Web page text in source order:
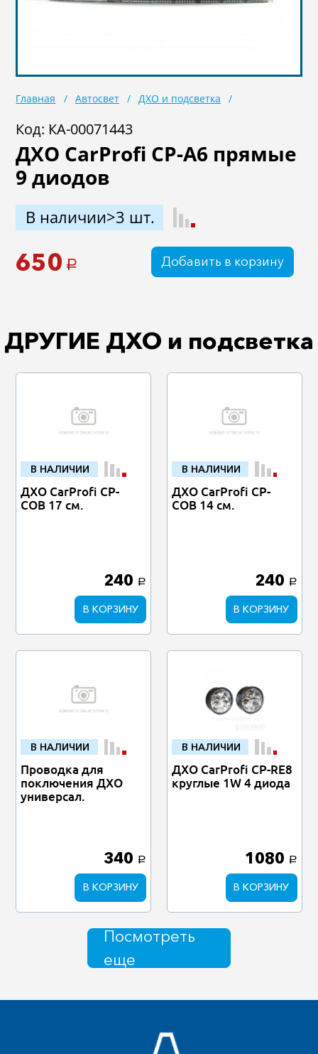
Садовая техника
Инструмент
Лодки и моторы
Активный отдых
Электроинструмент
и оснастка
Главная Автосвет ДХО и подсветка
Код: КА-00071443
ДХО CarProfi CP-A6 прямые
9 диодов
В наличии>3 шт.
650 a Добавить в корзину
ДРУГИЕ ДХО и подсветка
В НАЛИЧИИ
ДХО CarProfi CP-
СОВ 17 см.
240 a
В КОРЗИНУ
В НАЛИЧИИ
ДХО CarProfi CP-
СОВ 14 см.
240 a
В КОРЗИНУ
В НАЛИЧИИ
Проводка для
поключения ДХО
универсал.
340 a
В КОРЗИНУ
В НАЛИЧИИ
ДХО CarProfi CP-RE8
круглые 1W 4 диода
1080 a
В КОРЗИНУ
Посмотреть
еще